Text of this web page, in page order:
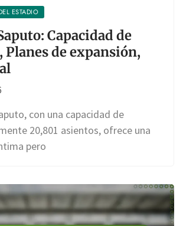
ESTADIO
Capacidad de
Planes de expansión,
con una capacidad de
20,801 asientos, ofrece una
pero